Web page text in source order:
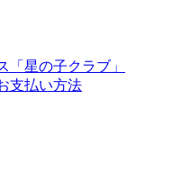
「星の子クラブ」
支払い方法